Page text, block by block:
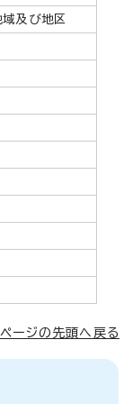
及び地区
ージの先頭へ戻る